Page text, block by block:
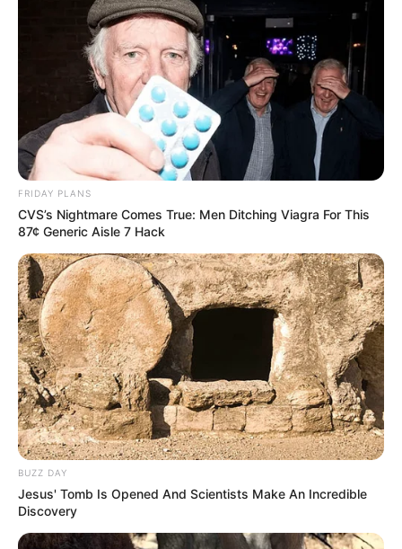
FRIDAY PLANS
CVS’s Nightmare Comes True: Men Ditching Viagra For This
87¢ Generic Aisle 7 Hack
BUZZ DAY
Jesus' Tomb Is Opened And Scientists Make An Incredible
Discovery